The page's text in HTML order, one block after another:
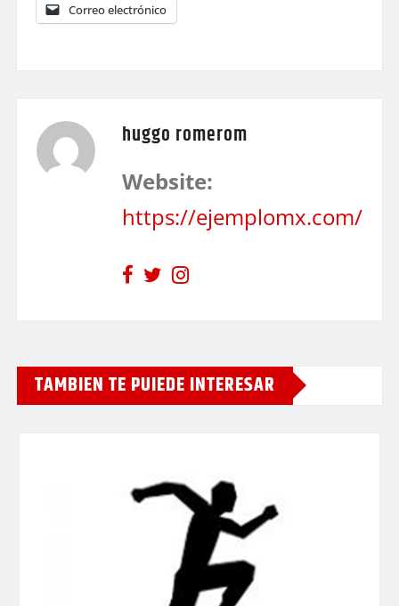
Correo electrónico
huggo romerom
Website:
https://ejemplomx.com/
TAMBIEN TE PUIEDE INTERESAR